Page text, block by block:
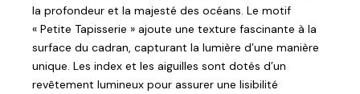
la profondeur et la majesté des océans. Le motif
« Petite Tapisserie » ajoute une texture fascinante à la
surface du cadran, capturant la lumière d’une manière
unique. Les index et les aiguilles sont dotés d’un
revêtement lumineux pour assurer une lisibilité